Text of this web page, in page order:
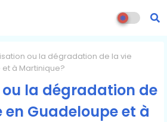
ou la dégradation de la vie
à Martinique?
la dégradation de
en Guadeloupe et à